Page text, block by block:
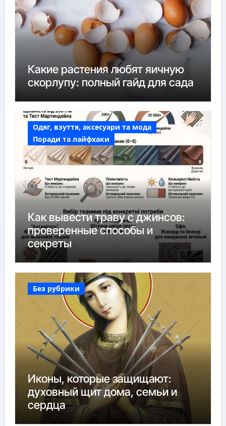
Какие растения любят яичную
скорлупу: полный гайд для сада
Одяг, взуття, аксесуари та мода
Поради та лайфхаки
Как вывести траву с джинсов:
проверенные способы и
секреты
Без рубрики
Иконы, которые защищают:
духовный щит дома, семьи и
сердца